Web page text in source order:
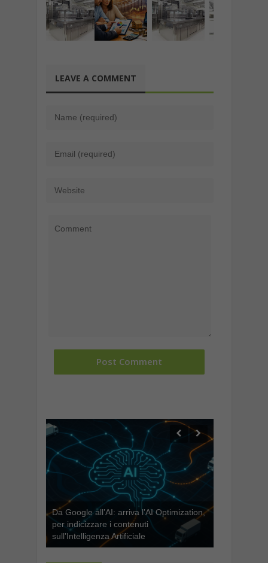
LEAVE A COMMENT
Da Google all’AI: arriva l’AI Optimization,
per indicizzare i contenuti
sull’Intelligenza Artificiale